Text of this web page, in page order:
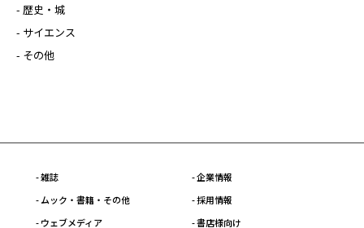
- 歴史・城
- サイエンス
- その他
- 雑誌
- ムック・書籍・その他
- ウェブメディア
- 企業情報
- 採用情報
- 書店様向け